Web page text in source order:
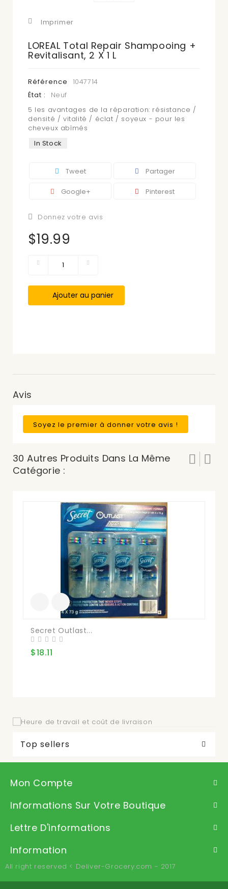
Imprimer
LOREAL Total Repair Shampooing +
Revitalisant, 2 X 1 L
Référence
1047714
État :
Neuf
5 les avantages de la réparation: résistance /
densité / vitalité / éclat / soyeux - pour les
cheveux abîmés
In Stock
Tweet Partager
Google+ Pinterest
Donnez votre avis
$19.99
Ajouter au panier
Avis
Soyez le premier à donner votre avis !
30 Autres Produits Dans La Même
Catégorie :
Secret Outlast...
$18.11
Top sellers
Mon Compte
Informations Sur Votre Boutique
Lettre D'informations
Information
All right reserved < Deliver-Grocery.com - 2017